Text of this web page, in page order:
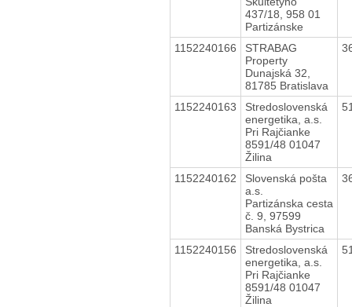
437/18, 958 01
Partizánske
1152240166
STRABAG
Property
Dunajská 32,
81785 Bratislava
1152240163
Stredoslovenská
energetika, a.s.
Pri Rajčianke
8591/48 01047
Žilina
1152240162
Slovenská pošta
a.s.
Partizánska cesta
č. 9, 97599
Banská Bystrica
1152240156
Stredoslovenská
energetika, a.s.
Pri Rajčianke
8591/48 01047
Žilina